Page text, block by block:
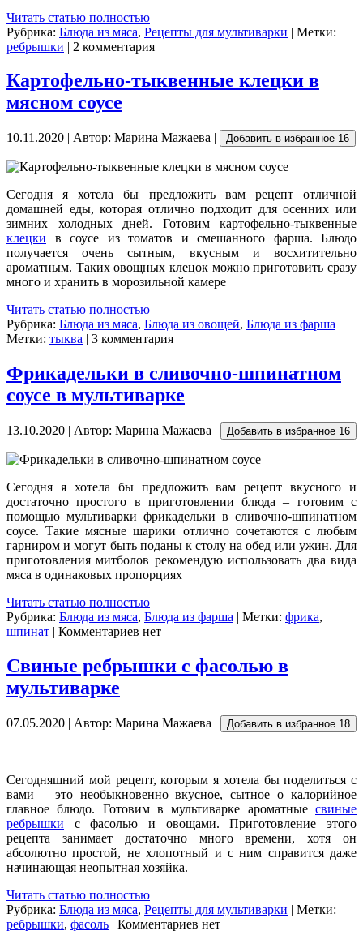
Читать статью полностью
Рубрика: Блюда из мяса, Рецепты для мультиварки | Метки:
ребрышки | 2 комментария
Картофельно-тыквенные клецки в
мясном соусе
10.11.2020 | Автор: Марина Мажаева | Добавить в избранное 16
Сегодня я хотела бы предложить вам рецепт отличной
домашней еды, которая отлично подходит для осенних или
зимних холодных дней. Готовим картофельно-тыквенные
клецки в соусе из томатов и смешанного фарша. Блюдо
получается очень сытным, вкусным и восхитительно
ароматным. Таких овощных клецок можно приготовить сразу
много и хранить в морозильной камере
Читать статью полностью
Рубрика: Блюда из мяса, Блюда из овощей, Блюда из фарша |
Метки: тыква | 3 комментария
Фрикадельки в сливочно-шпинатном
соусе в мультиварке
13.10.2020 | Автор: Марина Мажаева | Добавить в избранное 16
Сегодня я хотела бы предложить вам рецепт вкусного и
достаточно простого в приготовлении блюда – готовим с
помощью мультиварки фрикадельки в сливочно-шпинатном
соусе. Такие мясные шарики отлично сочетаются с любым
гарниром и могут быть поданы к столу на обед или ужин. Для
приготовления митболов рекомендую использовать два вида
мяса в одинаковых пропорциях
Читать статью полностью
Рубрика: Блюда из мяса, Блюда из фарша | Метки: фрика,
шпинат | Комментариев нет
Свиные ребрышки с фасолью в
мультиварке
07.05.2020 | Автор: Марина Мажаева | Добавить в избранное 18
Сегодняшний мой рецепт, которым я хотела бы поделиться с
вами – это необыкновенно вкусное, сытное о калорийное
главное блюдо. Готовим в мультиварке ароматные свиные
ребрышки с фасолью и овощами. Приготовление этого
рецепта занимает достаточно много времени, хотя он
абсолютно простой, не хлопотный и с ним справится даже
начинающая неопытная хозяйка.
Читать статью полностью
Рубрика: Блюда из мяса, Рецепты для мультиварки | Метки:
ребрышки, фасоль | Комментариев нет